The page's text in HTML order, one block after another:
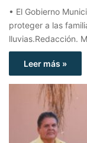
• El Gobierno
proteger a las
lluvias.Redacción.
Leer más »